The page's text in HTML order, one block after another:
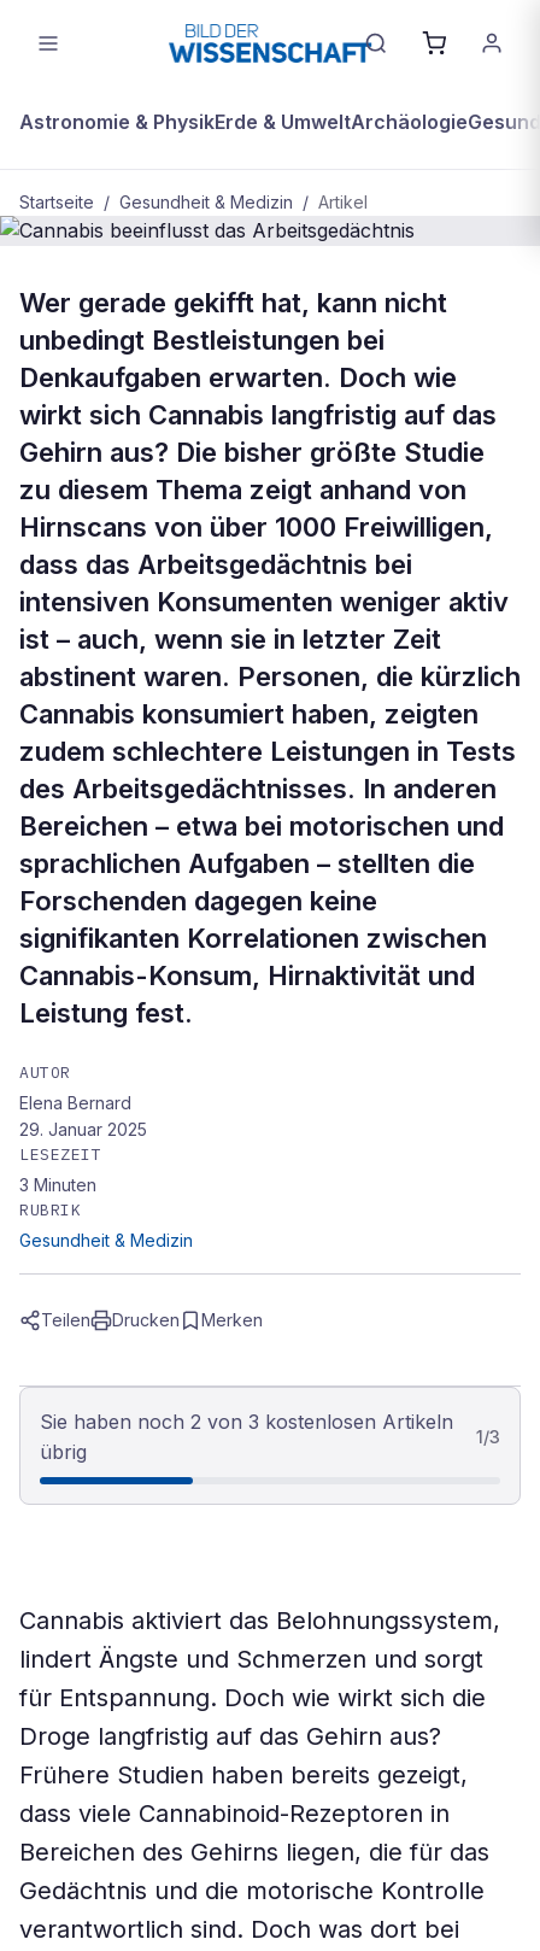
Astronomie & PhysikErde & UmweltArchäologie
Startseite / Gesundheit & Medizin / Artikel
GESUNDHEIT & MEDIZIN
Cannabis beeinflusst das
Arbeitsgedächtnis
Wer gerade gekifft hat, kann nicht
unbedingt Bestleistungen bei
Denkaufgaben erwarten. Doch wie
wirkt sich Cannabis langfristig auf das
Gehirn aus? Die bisher größte Studie
zu diesem Thema zeigt anhand von
Hirnscans von über 1000 Freiwilligen,
dass das Arbeitsgedächtnis bei
intensiven Konsumenten weniger aktiv
ist – auch, wenn sie in letzter Zeit
abstinent waren. Personen, die kürzlich
Cannabis konsumiert haben, zeigten
zudem schlechtere Leistungen in Tests
des Arbeitsgedächtnisses. In anderen
Bereichen – etwa bei motorischen und
sprachlichen Aufgaben – stellten die
Forschenden dagegen keine
signifikanten Korrelationen zwischen
Cannabis-Konsum, Hirnaktivität und
Leistung fest.
AUTOR
Elena Bernard
29. Januar 2025
LESEZEIT
3 Minuten
RUBRIK
Gesundheit & Medizin
Teilen Drucken Merken
Sie haben noch 2 von 3 kostenlosen Artikeln
übrig
1/3
Cannabis aktiviert das Belohnungssystem,
lindert Ängste und Schmerzen und sorgt
für Entspannung. Doch wie wirkt sich die
Droge langfristig auf das Gehirn aus?
Frühere Studien haben bereits gezeigt,
dass viele Cannabinoid-Rezeptoren in
Bereichen des Gehirns liegen, die für das
Gedächtnis und die motorische Kontrolle
verantwortlich sind. Doch was dort bei